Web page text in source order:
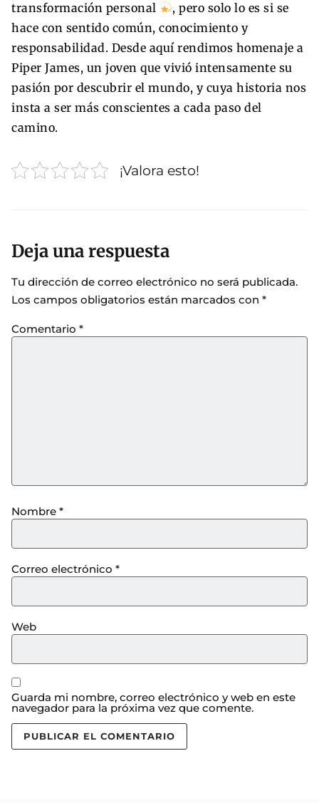
transformación personal
, pero solo lo es si se
hace con sentido común, conocimiento y
responsabilidad. Desde aquí rendimos homenaje a
Piper James, un joven que vivió intensamente su
pasión por descubrir el mundo, y cuya historia nos
insta a ser más conscientes a cada paso del
camino.
¡Valora esto!
Deja una respuesta
Tu dirección de correo electrónico no será publicada.
Los campos obligatorios están marcados con *
Comentario *
Nombre *
Correo electrónico *
Web
Guarda mi nombre, correo electrónico y web en este
navegador para la próxima vez que comente.